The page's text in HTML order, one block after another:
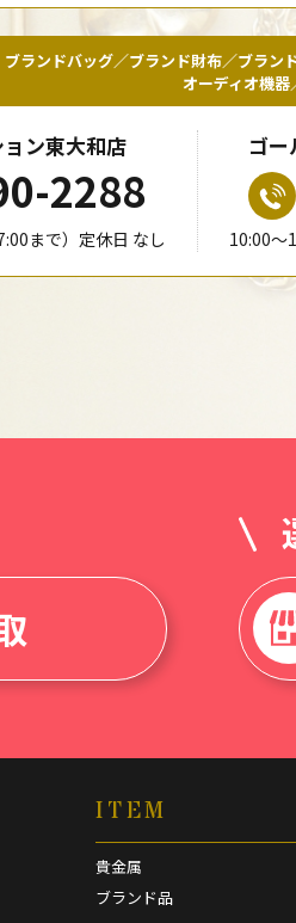
ブランドバッグ／ブランド財布／ブラン
オーディオ機
ン東大和店
2288
まで）定休日 なし
ゴ
10:00〜
ITEM
貴金属
ブランド品